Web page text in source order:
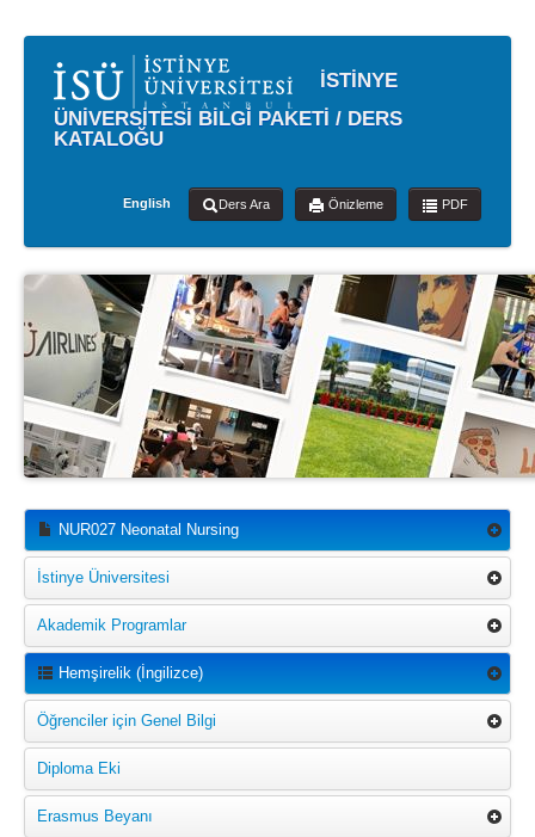
İSTİNYE
ÜNİVERSİTESİ BİLGİ PAKETİ / DERS
KATALOĞU
English Ders Ara Önizleme PDF
NUR027 Neonatal Nursing
İstinye Üniversitesi
Akademik Programlar
Hemşirelik (İngilizce)
Öğrenciler için Genel Bilgi
Diploma Eki
Erasmus Beyanı